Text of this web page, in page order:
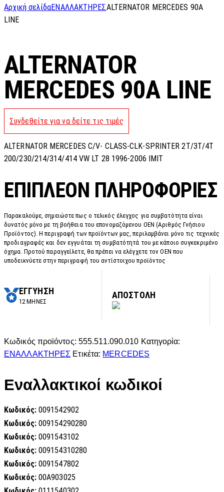
Αρχική σελίδαΕΝΑΛΛΑΚΤΗΡΕΣALTERNATOR MERCEDES 90A
LINE
ALTERNATOR
MERCEDES 90A LINE
Συνδεθείτε για να δείτε τις τιμές
ALTERNATOR MERCEDES C/V- CLASS-CLK-SPRINTER 2T/3T/4T
200/230/214/314/414 VW LT 28 1996-2006 ΙΜΙΤ
ΕΠΙΠΛΈΟΝ ΠΛΗΡΟΦΟΡΊΕΣ
Παρακαλούμε, σημειώστε πως ο τελικός έλεγχος για συμβατότητα είναι
δυνατός μόνο με τη βοήθεια του επονομαζόμενου OEN (Αριθμός Γνήσιου
Προϊόντος). Η περιγραφή των προϊόντων μας, περιλαμβάνει μόνο τις τεχνικές
προδιαγραφές και δεν εγγυάται τη συμβατότητά του με κάποιο συγκεκριμένο
όχημα. Προτού παραγγείλετε, θα πρέπει να ελέγχετε τον OEN που
υποδεικνύετε στην περιγραφή του αντίστοιχου προϊόντος
ΕΓΓΥΗΣΗ
12 ΜΗΝΕΣ
ΑΠΟΣΤΟΛΗ
Κωδικός προϊόντος: 555.511.090.010 Κατηγορία:
ΕΝΑΛΛΑΚΤΗΡΕΣ Ετικέτα: MERCEDES
Εναλλακτικοί κωδικοί
Κωδικός: 0091542902
Κωδικός: 009154290280
Κωδικός: 0091543102
Κωδικός: 009154310280
Κωδικός: 0091547802
Κωδικός: 00A903025